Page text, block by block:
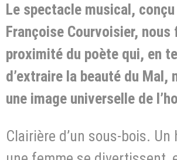
Le spectacle musical,
Françoise Courvoisier,
proximité du poète qui, en
d’extraire la beauté du Mal,
une image universelle de
Clairière d’un sous-bois. Un